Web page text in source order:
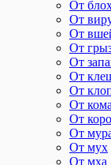
От
От
От
От
От
От
От
От
От
От
От мух
От мха